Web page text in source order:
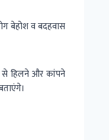
बेहोश व बदहवास
से हिलने और कांपने